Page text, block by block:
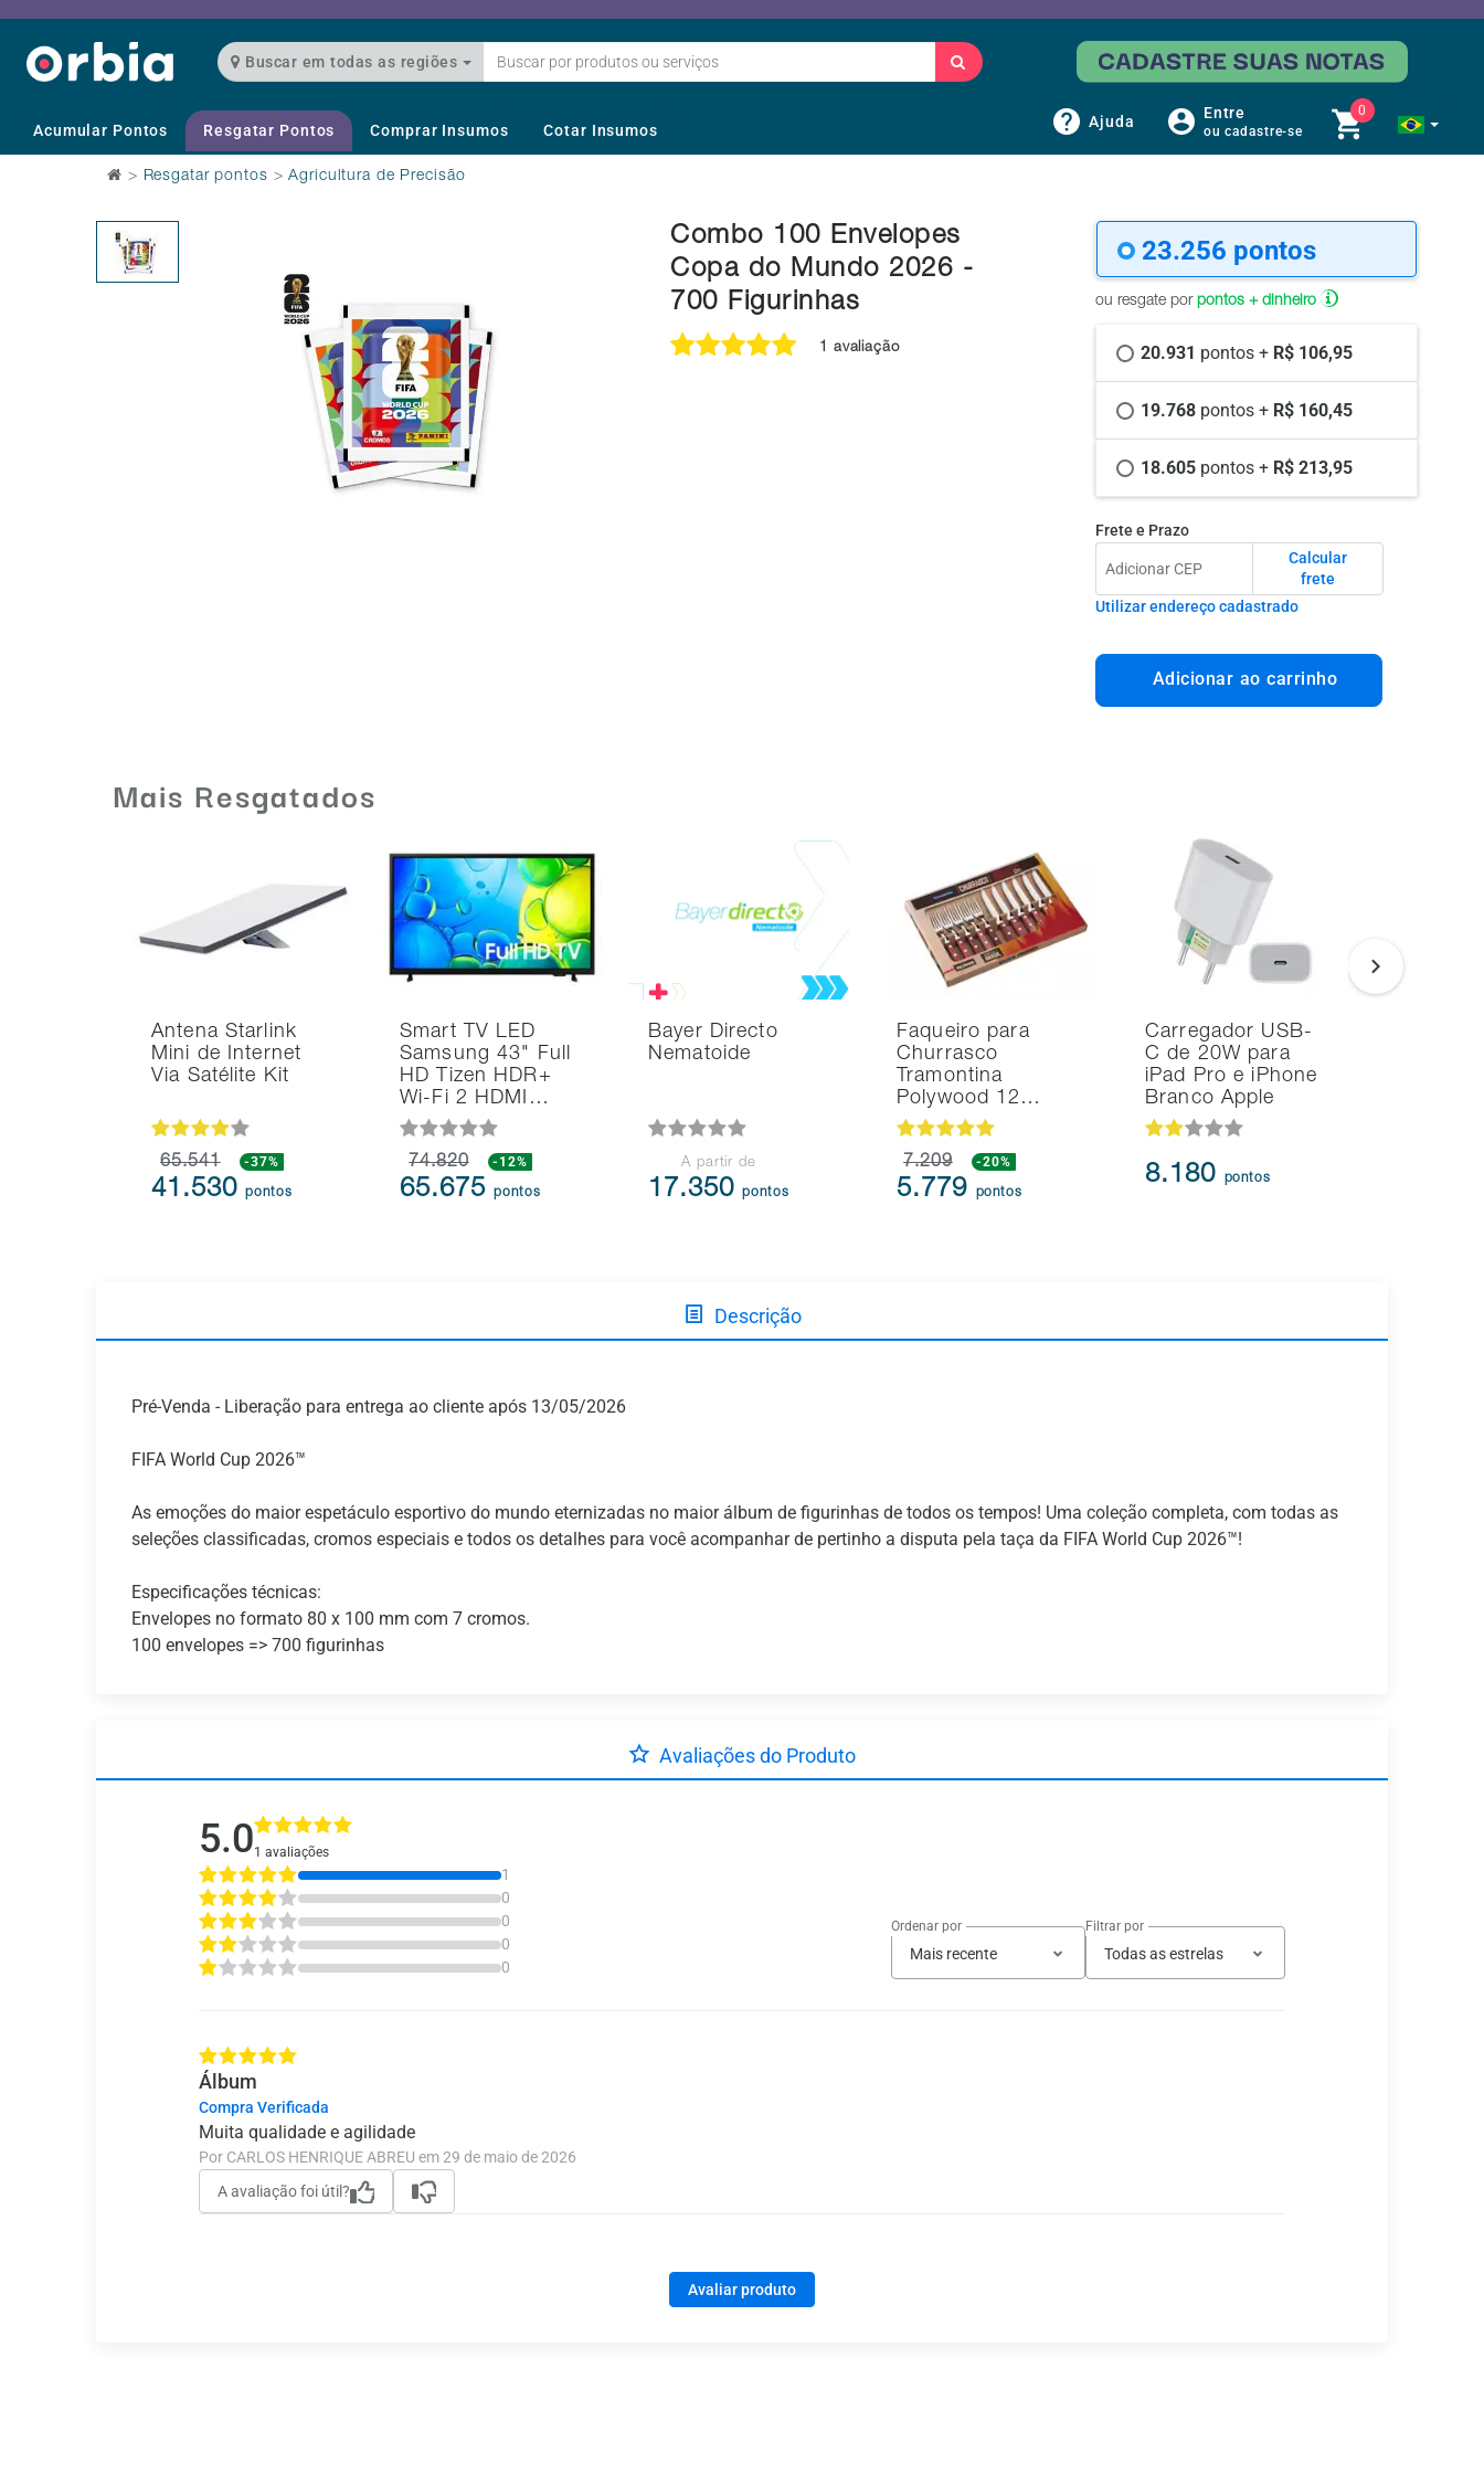
Buscar em todas as regiões
Acumular Pontos Resgatar Pontos Comprar Insumos Cotar Insumos Ajuda Entre
ou cadastre-se
0
> Resgatar pontos >Agricultura de Precisão
Combo 100 Envelopes
Copa do Mundo 2026 -
700 Figurinhas
1 avaliação
23.256 pontos
ou resgate por pontos + dinheiro
20.931 pontos + R$ 106,95
19.768 pontos + R$ 160,45
18.605 pontos + R$ 213,95
Frete e Prazo
Calcular
frete
Utilizar endereço cadastrado
Adicionar ao carrinho
Mais Resgatados
Antena Starlink
Mini de Internet
Via Satélite Kit
65.541 -37%
41.530pontos
Smart TV LED
Samsung 43" Full
HD Tizen HDR+
Wi-Fi 2 HDMI…
74.820 -12%
65.675pontos
Bayer Directo
Nematoide
A partir de
17.350pontos
Faqueiro para
Churrasco
Tramontina
Polywood 12…
7.209 -20%
5.779 pontos
Carregador USB-
C de 20W para
iPad Pro e iPhone
Branco Apple
8.180 pontos
Descrição
Pré-Venda - Liberação para entrega ao cliente após 13/05/2026
FIFA World Cup 2026™
As emoções do maior espetáculo esportivo do mundo eternizadas no maior álbum de figurinhas de todos os tempos! Uma coleção completa, com todas as
seleções classificadas, cromos especiais e todos os detalhes para você acompanhar de pertinho a disputa pela taça da FIFA World Cup 2026™!
Especificações técnicas:
Envelopes no formato 80 x 100 mm com 7 cromos.
100 envelopes => 700 figurinhas
Avaliações do Produto
5.01 avaliações
1
0
0
0
0
Ordenar por
Mais recente
Filtrar por
Todas as estrelas
Álbum
Compra Verificada
Muita qualidade e agilidade
Por CARLOS HENRIQUE ABREU em 29 de maio de 2026
A avaliação foi útil?
Avaliar produto